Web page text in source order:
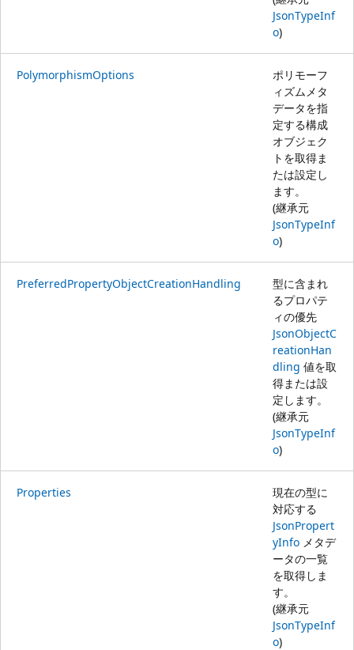
JsonTypeInf
o)
PolymorphismOptions
ポリモーフ
ィズムメタ
データを指
定する構成
オブジェク
トを取得ま
たは設定し
ます。
(継承元
JsonTypeInf
o)
PreferredPropertyObjectCreationHandling
型に含まれ
るプロパテ
ィの優先
JsonObjectC
reationHan
dling 値を取
得または設
定します。
(継承元
JsonTypeInf
o)
Properties
現在の型に
対応する
JsonPropert
yInfo メタデ
ータの一覧
を取得しま
す。
(継承元
JsonTypeInf
o)